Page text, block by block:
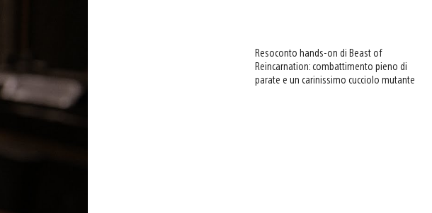
Resoconto hands-on di Beast of
Reincarnation: combattimento pieno di
parate e un carinissimo cucciolo mutante